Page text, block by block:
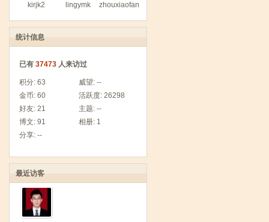
kirjk2 lingymk zhouxiaofan
统计信息
已有 37473 人来访过
积分: 63 威望: --
金币: 60 活跃度: 26298
好友: 21 主题: --
博文: 91 相册: 1
分享: --
最近访客